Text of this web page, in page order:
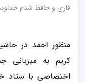
قاری و حافظ شدم
منظور احمد در
کریم به میزبانی